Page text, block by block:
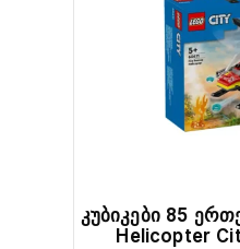
კუბიკები 85
Helicopter